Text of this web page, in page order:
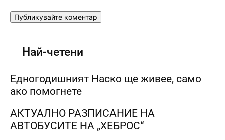
Най-четени
Едногодишният Наско ще живее, само
ако помогнете
АКТУАЛНО РАЗПИСАНИЕ НА
АВТОБУСИТЕ НА „ХЕБРОС“